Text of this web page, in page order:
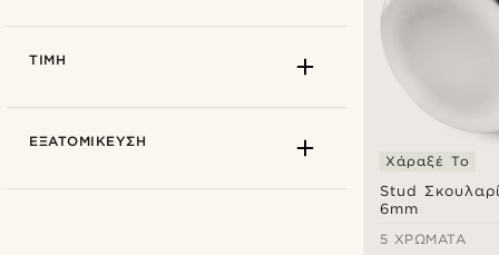
Stud
6mm
Χάραξέ Το
5 ΧΡΏΜΑΤΑ
ΤΙΜΉ
ΕΞΑΤΟΜΊΚΕΥΣΗ